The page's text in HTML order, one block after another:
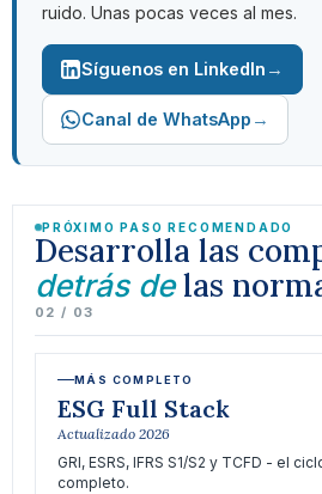
ruido. Unas pocas veces al mes.
Síguenos en LinkedIn →
Canal de WhatsApp →
PRÓXIMO PASO RECOMENDADO
Desarrolla las
detrás delas
02 / 03
MÁS COMPLETO
ESG Full Stack
Actualizado 2026
GRI, ESRS, IFRS S1/S2 y TCFD - el
completo.